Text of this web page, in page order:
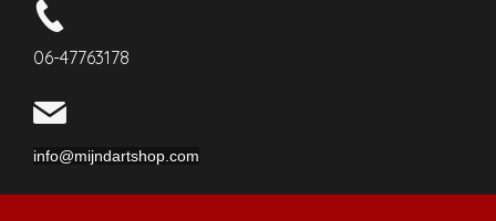
06-47763178
info@mijndartshop.com